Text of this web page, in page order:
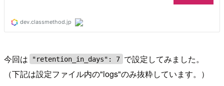
今回は "retention_in_days": 7 で設定してみました。
（下記は設定ファイル内の"logs"のみ抜粋しています。）